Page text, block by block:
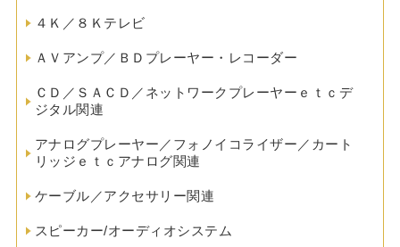
４Ｋ／８Ｋテレビ
ＡＶアンプ／ＢＤプレーヤー・レコーダー
ＣＤ／ＳＡＣＤ／ネットワークプレーヤーｅｔｃデ
ジタル関連
アナログプレーヤー／フォノイコライザー／カート
リッジｅｔｃアナログ関連
ケーブル／アクセサリー関連
スピーカー/オーディオシステム